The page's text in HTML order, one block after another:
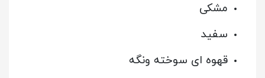
مشکی
سفید
قهوه ای سوخته ونگه